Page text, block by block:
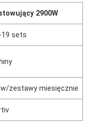
2900W
sets
zestawy miesięcznie